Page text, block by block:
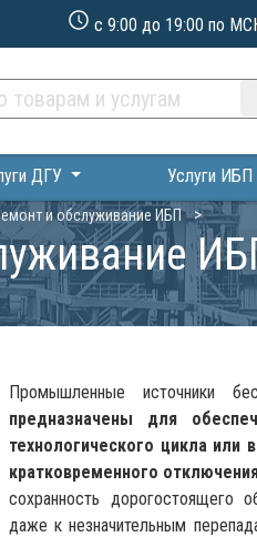
с 9:00 до 19:00 по
ДГУ Услуги ИБП
и обслуживание ИБП
Промышленные источники
предназначены для
технологического цикла или
кратковременного
сохранность дорогостоящего
даже к незначительным